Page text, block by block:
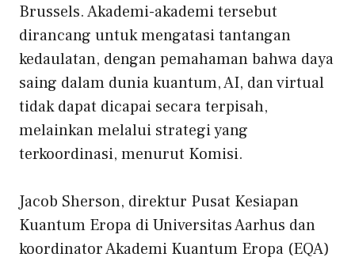
Brussels. Akademi-akademi tersebut
dirancang untuk mengatasi tantangan
kedaulatan, dengan pemahaman bahwa daya
saing dalam dunia kuantum, AI, dan virtual
tidak dapat dicapai secara terpisah,
melainkan melalui strategi yang
terkoordinasi, menurut Komisi.
Jacob Sherson, direktur Pusat Kesiapan
Kuantum Eropa di Universitas Aarhus dan
koordinator Akademi Kuantum Eropa (EQA)